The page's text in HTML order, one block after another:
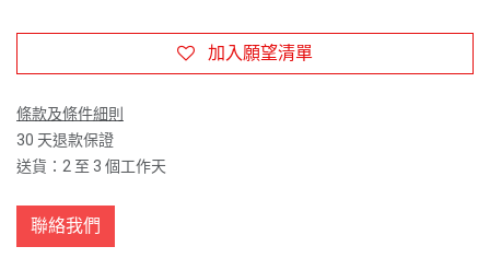
加入願望清單
條款及條件細則
30 天退款保證
送貨：2 至 3 個工作天
聯絡我們